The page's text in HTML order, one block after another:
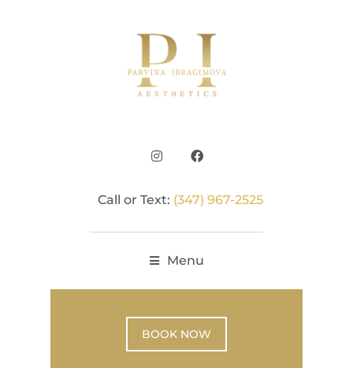
Call or Text: (347) 967-2525
Menu
BOOK NOW